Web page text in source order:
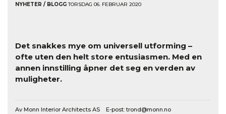
NYHETER / BLOGGTORSDAG 06. FEBRUAR 2020
Det snakkes mye om universell utforming –
ofte uten den helt store entusiasmen. Med en
annen innstilling åpner det seg en verden av
muligheter.
Av Monn Interior Architects AS E-post: trond@monn.no